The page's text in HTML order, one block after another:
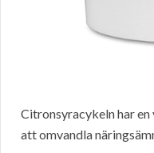
Citronsyracykeln har
att omvandla